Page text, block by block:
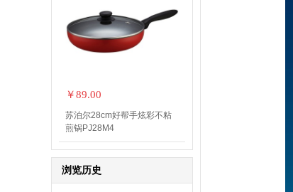
￥89.00
苏泊尔28cm好帮手炫彩不粘
煎锅PJ28M4
浏览历史